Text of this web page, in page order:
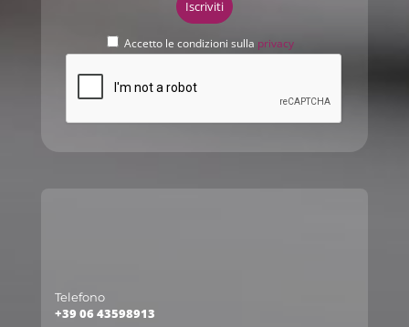
Accetto le condizioni sulla privacy
Telefono
+39 06 43598913